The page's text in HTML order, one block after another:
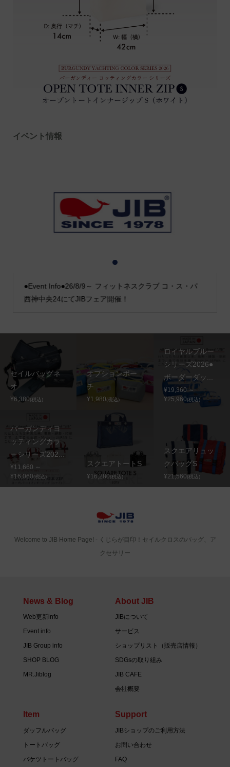
イベント情報
●Event Info●26/8/9～ フィットネスクラブ コ・ス・パ
西神中央24にてJIBフェア開催！
2
セイルバッグネ
オ
¥6,380(税込)
オプションポー
チ
¥1,980(税込)
ロイヤルブルー
シリーズ2026●
ボーダーダッ...
¥19,360 ～
¥25,960(税込)
バーガンディヨ
ッティングカラ
ーシリーズ202...
¥11,660 ～
¥16,060(税込)
スクエアトートS
¥16,280(税込)
スクエアリュッ
クバッグS
¥21,560(税込)
Welcome to JIB Home Page! ‐ くじらが目印！セイルクロスのバッグ、ア
クセサリー
News & Blog
Web更新info
Event info
JIB Group info
SHOP BLOG
MR.Jiblog
About JIB
JIBについて
サービス
ショップリスト（販売店情報）
SDGsの取り組み
JIB CAFE
会社概要
Item
ダッフルバッグ
トートバッグ
バケツトートバッグ
Support
JIBショップのご利用方法
お問い合わせ
FAQ